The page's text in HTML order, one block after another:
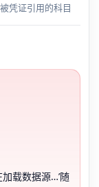
凭证引用的科目
载数据源…’随